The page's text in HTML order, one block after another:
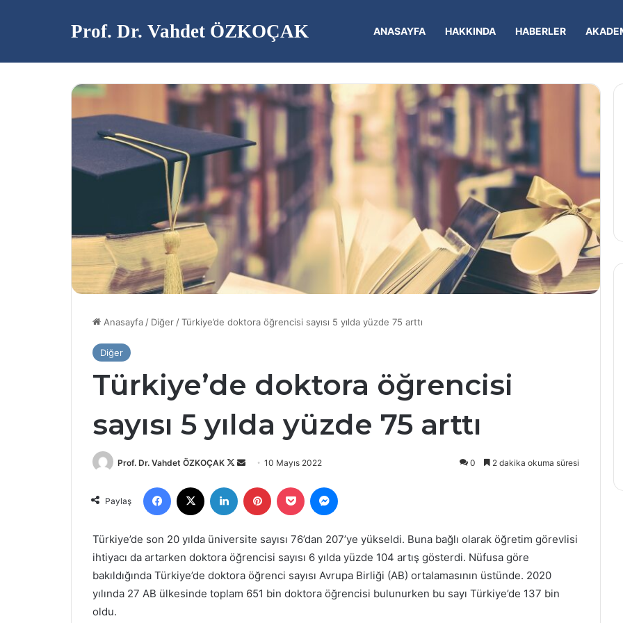
Prof. Dr. Vahdet ÖZKOÇAK ANASAYFA HAKKINDA HABERLER
Anasayfa / Diğer /Türkiye’de doktora öğrencisi sayısı 5 yılda yüzde 75 arttı
Diğer
Türkiye’de doktora öğrencisi
sayısı 5 yılda yüzde 75 arttı
Prof. Dr. Vahdet ÖZKOÇAK
Follow
X
Bir
posta
göndermek
10 Mayıs 2022 0 2 dakika okuma süresi
Paylaş
Facebook LinkedIn Pinterest Pocket
Türkiye’de son 20 yılda üniversite sayısı 76’dan 207’ye yükseldi. Buna bağlı olarak öğretim görevlisi
ihtiyacı da artarken doktora öğrencisi sayısı 6 yılda yüzde 104 artış gösterdi. Nüfusa göre
bakıldığında Türkiye’de doktora öğrenci sayısı Avrupa Birliği (AB) ortalamasının üstünde. 2020
yılında 27 AB ülkesinde toplam 651 bin doktora öğrencisi bulunurken bu sayı Türkiye’de 137 bin
oldu.
YÖK’ten
önemli
yaptırım!
YÖK’ten bazı vakıf
üniversitelerine önemli
hakkında
skandal
70
patolojik
27 Mayıs 2025
Üniversitesi hakkında
skandal iddia: 70 milyon